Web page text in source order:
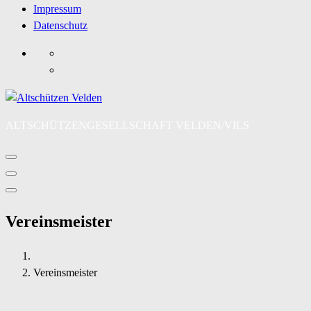
Impressum
Datenschutz
Vereinsmeister
Vereinsmeister